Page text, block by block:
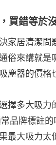
買錯等於
家居清潔
俗來講就
塵器的價格
擇多大吸
品牌標註
最大吸力太